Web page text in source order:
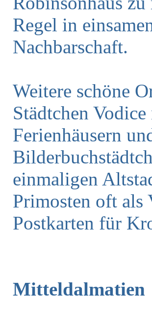
Regel in
Nachbarschaft.
Weitere schöne
Städtchen
Ferienhäusern
einmaligen
Primosten oft als
Postkarten für
Mitteldalmatien